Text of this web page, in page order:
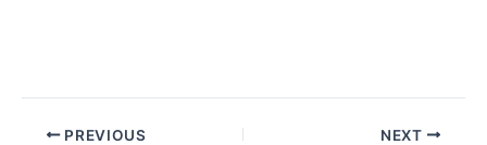
PREVIOUS NEXT